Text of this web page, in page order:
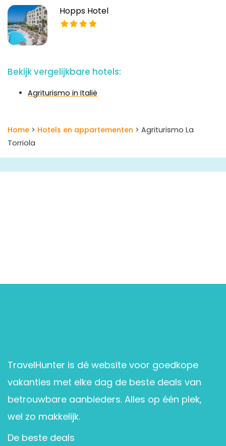
Hopps Hotel
Bekijk vergelijkbare hotels:
Agriturismo in Italië
Home > Hotels en appartementen > Agriturismo La
Torriola
TravelHunter is dé website voor goedkope
vakanties met elke dag de beste deals van
betrouwbare aanbieders. Alles op één plek,
wel zo makkelijk.
De beste deals